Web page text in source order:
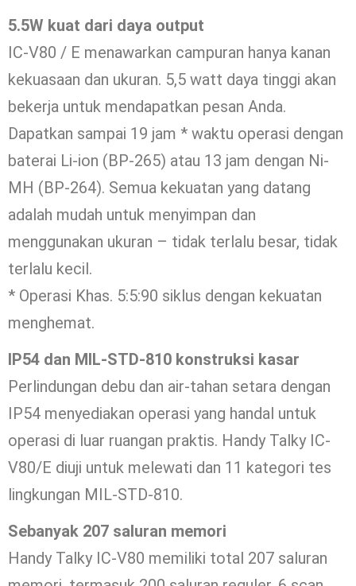
5.5W kuat dari daya output
IC-V80 / E menawarkan campuran hanya kanan
kekuasaan dan ukuran. 5,5 watt daya tinggi akan
bekerja untuk mendapatkan pesan Anda.
Dapatkan sampai 19 jam * waktu operasi dengan
baterai Li-ion (BP-265) atau 13 jam dengan Ni-
MH (BP-264). Semua kekuatan yang datang
adalah mudah untuk menyimpan dan
menggunakan ukuran – tidak terlalu besar, tidak
terlalu kecil.
* Operasi Khas. 5:5:90 siklus dengan kekuatan
menghemat.
IP54 dan MIL-STD-810 konstruksi kasar
Perlindungan debu dan air-tahan setara dengan
IP54 menyediakan operasi yang handal untuk
operasi di luar ruangan praktis. Handy Talky IC-
V80/E diuji untuk melewati dan 11 kategori tes
lingkungan MIL-STD-810.
Sebanyak 207 saluran memori
Handy Talky IC-V80 memiliki total 207 saluran